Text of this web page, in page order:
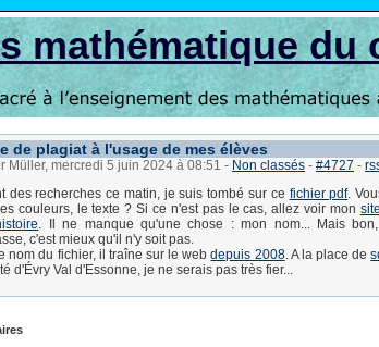
mathématique du
de plagiat à l'usage de mes élèves
Müller, mercredi 5 juin 2024 à 08:51 - Non classés - #4727 -
des recherches ce matin, je suis tombé sur ce fichier pdf.
couleurs, le texte ? Si ce n'est pas le cas, allez voir mon
. Il ne manque qu'une chose : mon nom... Mais
c'est mieux qu'il n'y soit pas.
nom du fichier, il traîne sur le webdepuis 2008. A la place de
d'Évry Val d'Essonne, je ne serais pas très fier...